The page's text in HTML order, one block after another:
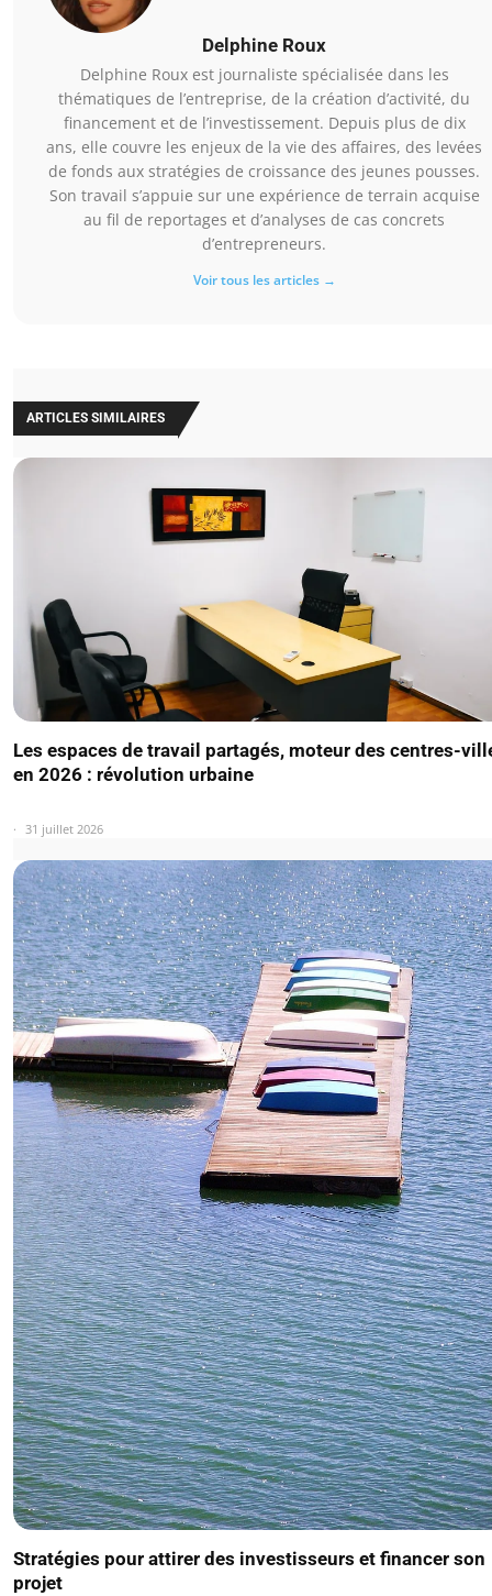
Delphine Roux
Delphine Roux est journaliste spécialisée dans les
thématiques de l’entreprise, de la création d’activité, du
financement et de l’investissement. Depuis plus de dix
ans, elle couvre les enjeux de la vie des affaires, des levées
de fonds aux stratégies de croissance des jeunes pousses.
Son travail s’appuie sur une expérience de terrain acquise
au fil de reportages et d’analyses de cas concrets
d’entrepreneurs.
Voir tous les articles →
ARTICLES SIMILAIRES
Les espaces de travail partagés, moteur des centres-
en 2026 : révolution urbaine
31 juillet 2026
Stratégies pour attirer des investisseurs et financer son
projet